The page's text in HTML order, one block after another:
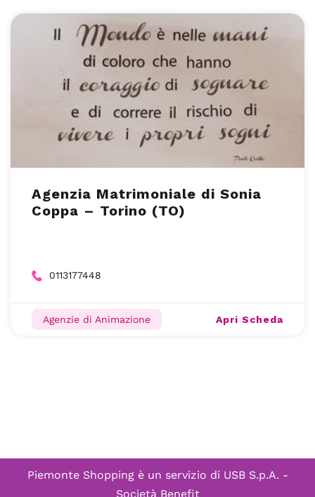
Agenzia Matrimoniale di Sonia
Coppa – Torino (TO)
0113177448
Agenzie di Animazione Apri Scheda
Piemonte Shopping è un servizio di USB S.p.A. -
Società Benefit